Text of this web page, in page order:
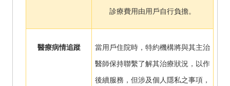
診療費用由用戶自行負擔。
醫療病情追蹤 當用戶住院時，特約機構將與其主治
醫師保持聯繫了解其治療狀況，以作
後續服務，但涉及個人隱私之事項，